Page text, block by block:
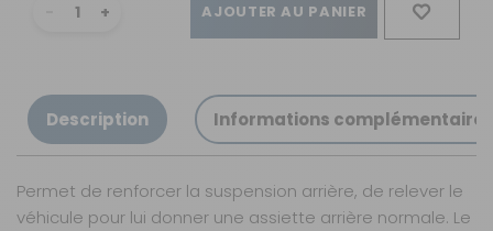
AJOUTER AU PANIER
Description Informations complémentaires
Permet de renforcer la suspension arrière, de relever le
véhicule pour lui donner une assiette arrière normale. Le